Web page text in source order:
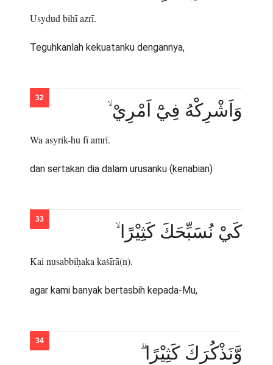
Usydud bihī azrī.
Teguhkanlah kekuatanku dengannya,
وَاَشْرِكْهُ فِيْٓ اَمْرِيْ ۙ
Wa asyrik-hu fī amrī.
dan sertakan dia dalam urusanku (kenabian)
كَيْ نُسَبِّحَكَ كَثِيْرًا ۙ
Kai nusabbiḥaka kaṡīrā(n).
agar kami banyak bertasbih kepada-Mu,
وَّنَذْكُرَكَ كَثِيْرًا ۗ